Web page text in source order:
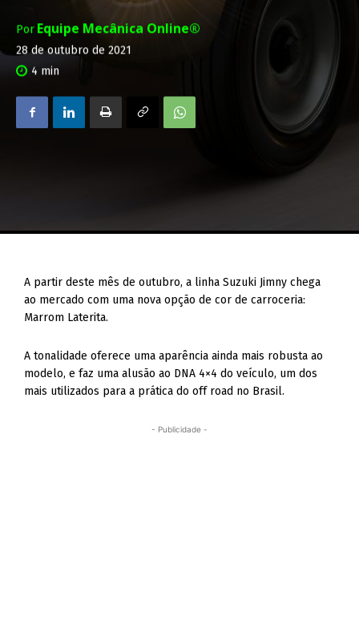
Por Equipe Mecânica Online®
28 de outubro de 2021
4 min
A partir deste mês de outubro, a linha Suzuki Jimny chega
ao mercado com uma nova opção de cor de carroceria:
Marrom Laterita.
A tonalidade oferece uma aparência ainda mais robusta ao
modelo, e faz uma alusão ao DNA 4×4 do veículo, um dos
mais utilizados para a prática do off road no Brasil.
- Publicidade -